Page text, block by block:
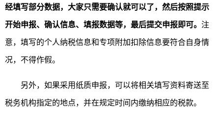
经填写部分数据，大家只需要确认就可以了，然后按照提示
开始申报、确认信息、填报数据等，最后提交申报即可。 注
意，填写的个人纳税信息和专项附加扣除信息要符合自身情
况，不得作假。
另外，如果采用纸质申报，可以将相关填写资料寄送至
税务机构指定的地点，并在规定时间内缴纳相应的税款。